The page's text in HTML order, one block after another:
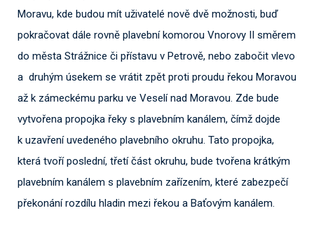
Moravu, kde budou mít uživatelé nově dvě možnosti, buď
pokračovat dále rovně plavební komorou Vnorovy II směrem
do města Strážnice či přístavu v Petrově, nebo zabočit vlevo
a druhým úsekem se vrátit zpět proti proudu řekou Moravou
až k zámeckému parku ve Veselí nad Moravou. Zde bude
vytvořena propojka řeky s plavebním kanálem, čímž dojde
k uzavření uvedeného plavebního okruhu. Tato propojka,
která tvoří poslední, třetí část okruhu, bude tvořena krátkým
plavebním kanálem s plavebním zařízením, které zabezpečí
překonání rozdílu hladin mezi řekou a Baťovým kanálem.